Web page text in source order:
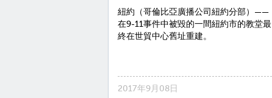
紐約（哥倫比亞廣播公司紐約分部）——
在9-11事件中被毀的一間紐約市的教堂最
終在世貿中心舊址重建。
2017年9月08日